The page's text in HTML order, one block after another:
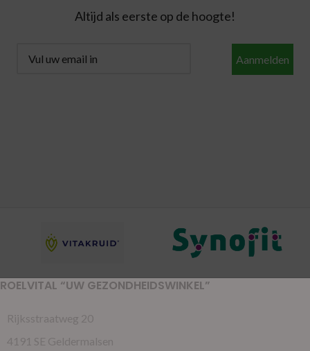
Altijd als eerste op de hoogte!
Aanmelden
ROELVITAL “UW GEZONDHEIDSWINKEL”
Rijksstraatweg 20
4191 SE Geldermalsen